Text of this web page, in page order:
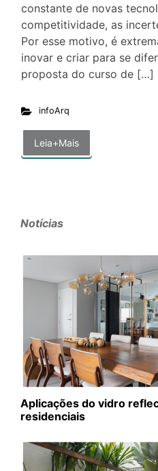
constante de novas
competitividade, as
Por esse motivo, é
inovar e criar para se
proposta do curso de […]
infoArq
Leia+Mais
Notícias
Aplicações do vidro
residenciais